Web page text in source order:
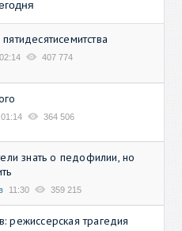
02:14 407 774
01:14 364 506
знать о педофилии, но
11:30 359 215
режиссерская трагедия